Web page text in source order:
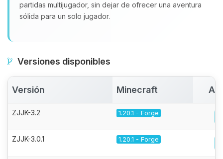
partidas multijugador, sin dejar de ofrecer una aventura
sólida para un solo jugador.
Versiones disponibles
Versión Minecraft
ZJJK-3.2 1.20.1 - Forge
ZJJK-3.0.1 1.20.1 - Forge